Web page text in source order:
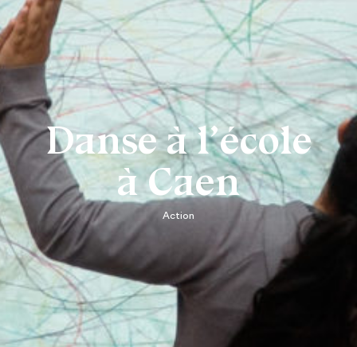
Danse à l’école
à Caen
Action